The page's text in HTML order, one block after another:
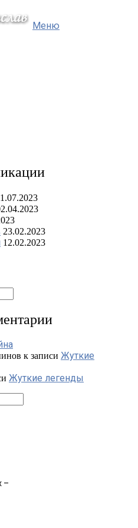
Меню
23.02.2023
12.02.2023
к записи Жуткие
Жуткие легенды
–